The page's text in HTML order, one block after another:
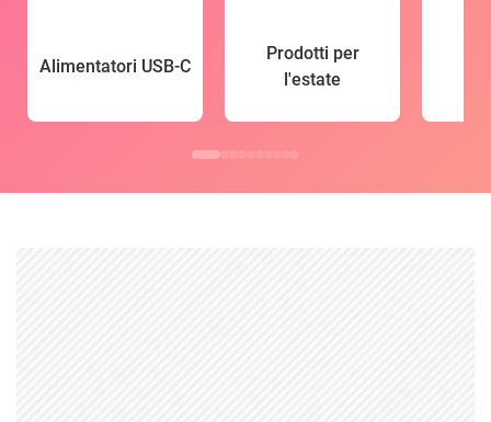
Alimentatori USB-C
Prodotti per
l'estate